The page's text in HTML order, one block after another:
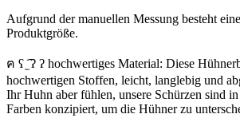
Aufgrund der manuellen Messung besteht
Produktgröße.
ฅ ʕ ̫͡ ʔ ʔ hochwertiges Material: Diese
hochwertigen Stoffen, leicht, langlebig und
Ihr Huhn aber fühlen, unsere Schürzen sind in
Farben konzipiert, um die Hühner zu